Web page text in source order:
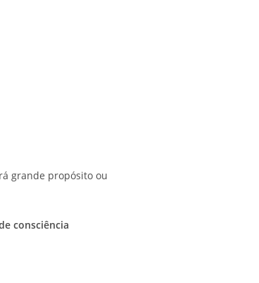
grande propósito ou
consciência